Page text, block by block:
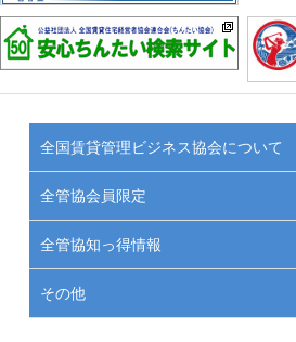
全国賃貸管理ビジネス協会について
全管協会員限定
全管協知っ得情報
その他